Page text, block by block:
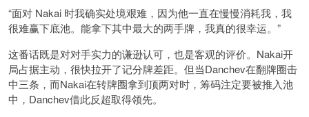
“面对 Nakai 时我确实处境艰难，因为他一直在慢慢消耗我，我
很难赢下底池。能拿下其中最大的两手牌，我真的很幸运。”
这番话既是对对手实力的谦逊认可，也是客观的评价。Nakai开
局占据主动，很快拉开了记分牌差距。但当Danchev在翻牌圈击
中三条，而Nakai在转牌圈拿到顶两对时，筹码注定要被推入池
中，Danchev借此反超取得领先。